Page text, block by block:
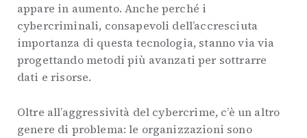
appare in aumento. Anche perché i
cybercriminali, consapevoli dell’accresciuta
importanza di questa tecnologia, stanno via via
progettando metodi più avanzati per sottrarre
dati e risorse.
Oltre all’aggressività del cybercrime, c’è un altro
genere di problema: le organizzazioni sono